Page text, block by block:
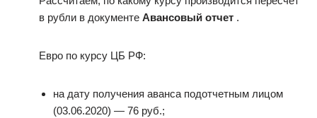
в рубли в документе Авансовый отчет .
Евро по курсу ЦБ РФ:
на дату получения аванса подотчетным лицом
(03.06.2020) — 76 руб.;